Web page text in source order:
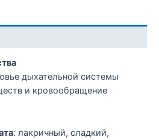
дыхательной системы
и кровообращение
: лакричный, сладкий,